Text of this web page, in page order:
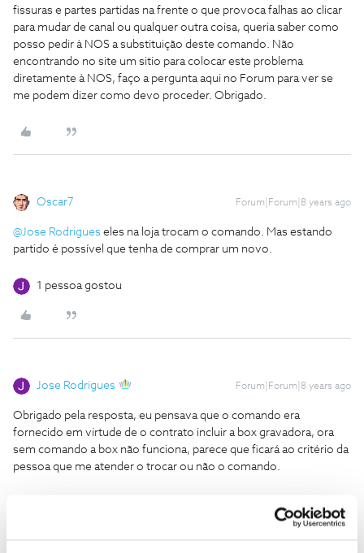
fissuras e partes partidas na frente o que provoca falhas ao clicar
para mudar de canal ou qualquer outra coisa, queria saber como
posso pedir à NOS a substituição deste comando. Não
encontrando no site um sitio para colocar este problema
diretamente à NOS, faço a pergunta aqui no Forum para ver se
me podem dizer como devo proceder. Obrigado.
Oscar7 Forum|Forum|8 years ago
@Jose Rodrigues eles na loja trocam o comando. Mas estando
partido é possível que tenha de comprar um novo.
1 pessoa gostou
Jose Rodrigues Forum|Forum|8 years ago
Obrigado pela resposta, eu pensava que o comando era
fornecido em virtude de o contrato incluir a box gravadora, ora
sem comando a box não funciona, parece que ficará ao critério da
pessoa que me atender o trocar ou não o comando.